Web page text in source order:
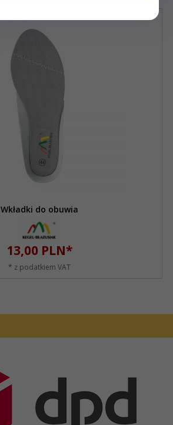
Wkładki do obuwia
13,00 PLN*
* z podatkiem VAT